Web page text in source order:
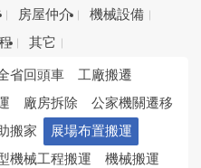
房屋仲介
機械設備
其它
省回頭車
工廠搬遷
廠房拆除
公家機關遷移
搬家
展場布置搬運
機械工程搬運
機械搬運